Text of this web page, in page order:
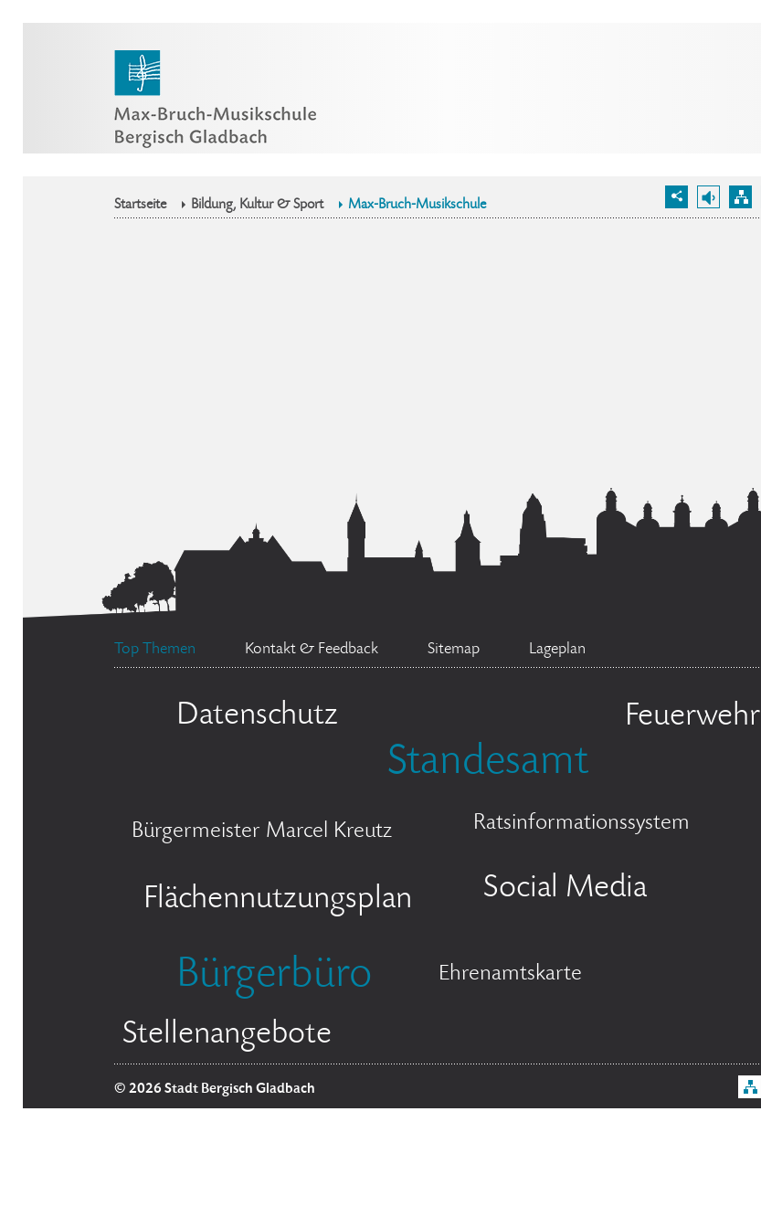
Startseite Bildung, Kultur & Sport Max-Bruch-Musikschule
Top Themen Kontakt & Feedback Sitemap Lageplan
Datenschutz
Standesamt
Feuerwehr
Bürgermeister Marcel Kreutz Ratsinformationssystem
Flächennutzungsplan Social Media
Bürgerbüro Ehrenamtskarte
Stellenangebote
© 2026 Stadt Bergisch Gladbach